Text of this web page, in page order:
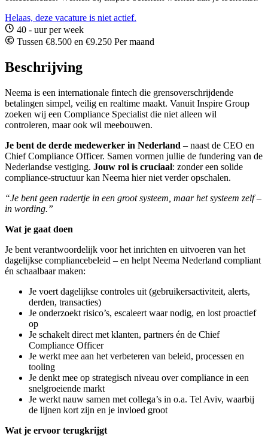
Helaas, deze vacature is niet actief.
40 - uur per week
Tussen €8.500 en €9.250 Per maand
Beschrijving
Neema is een internationale fintech die grensoverschrijdende
betalingen simpel, veilig en realtime maakt. Vanuit Inspire Group
zoeken wij een Compliance Specialist die niet alleen wil
controleren, maar ook wil meebouwen.
Je bent de derde medewerker in Nederland – naast de CEO en
Chief Compliance Officer. Samen vormen jullie de fundering van de
Nederlandse vestiging. Jouw rol is cruciaal: zonder een solide
compliance-structuur kan Neema hier niet verder opschalen.
“Je bent geen radertje in een groot systeem, maar het systeem zelf –
in wording.”
Wat je gaat doen
Je bent verantwoordelijk voor het inrichten en uitvoeren van het
dagelijkse compliancebeleid – en helpt Neema Nederland compliant
én schaalbaar maken:
Je voert dagelijkse controles uit (gebruikersactiviteit, alerts,
derden, transacties)
Je onderzoekt risico’s, escaleert waar nodig, en lost proactief
op
Je schakelt direct met klanten, partners én de Chief
Compliance Officer
Je werkt mee aan het verbeteren van beleid, processen en
tooling
Je denkt mee op strategisch niveau over compliance in een
snelgroeiende markt
Je werkt nauw samen met collega’s in o.a. Tel Aviv, waarbij
de lijnen kort zijn en je invloed groot
Wat je ervoor terugkrijgt